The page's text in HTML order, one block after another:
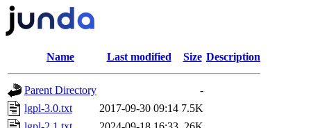
Name Last modified Size Description
Parent Directory
-
lgpl-3.0.txt
2017-09-30 09:14 7.5K